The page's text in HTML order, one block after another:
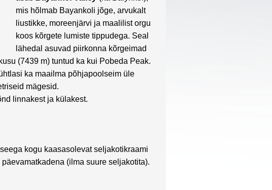
mis hõlmab Bayankoli jõge, arvukalt
liustikke, moreenjärvi ja maalilist orgu
koos kõrgete lumiste tippudega. Seal
lähedal asuvad piirkonna kõrgeimad
(7439 m) tuntud ka kui Pobeda Peak.
ka maailma põhjapoolseim üle
mägesid.
linnakest ja külakest.
kogu kaasasolevat seljakotikraami
(ilma suure seljakotita).